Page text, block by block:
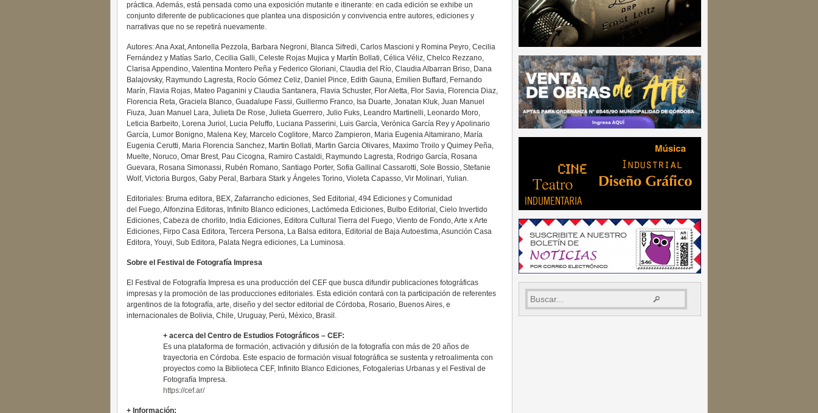
práctica. Además, está pensada como una exposición mutante e itinerante: en cada edición se exhibe un
conjunto diferente de publicaciones que plantea una disposición y convivencia entre autores, ediciones y
narrativas que no se repetirá nuevamente.
Autores: Ana Axat, Antonella Pezzola, Barbara Negroni, Blanca Sifredi, Carlos Mascioni y Romina Peyro, Cecilia
Fernández y Matías Sarlo, Cecilia Galli, Celeste Rojas Mujica y Martín Bollati, Célica Véliz, Chelco Rezzano,
Clarisa Appendino, Valentina Montero Peña y Federico Gloriani, Claudia del Río, Claudia Albarran Briso, Dana
Balajovsky, Raymundo Lagresta, Rocío Gómez Celiz, Daniel Pince, Edith Gauna, Emilien Buffard, Fernando
Marín, Flavia Rojas, Mateo Paganini y Claudia Santanera, Flavia Schuster, Flor Aletta, Flor Savia, Florencia Diaz,
Florencia Reta, Graciela Blanco, Guadalupe Fassi, Guillermo Franco, Isa Duarte, Jonatan Kluk, Juan Manuel
Fiuza, Juan Manuel Lara, Julieta De Rose, Julieta Guerrero, Julio Fuks, Leandro Martinelli, Leonardo Moro,
Leticia Barbeito, Lorena Juriol, Lucia Peluffo, Luciana Passerini, Luis García, Verónica García Rey y Apolinario
García, Lumor Bonigno, Malena Key, Marcelo Coglitore, Marco Zampieron, Maria Eugenia Altamirano, María
Eugenia Cerutti, Maria Florencia Sanchez, Martin Bollati, Martin Garcia Olivares, Maximo Troilo y Quimey Peña,
Muelte, Noruco, Omar Brest, Pau Cicogna, Ramiro Castaldi, Raymundo Lagresta, Rodrigo García, Rosana
Guevara, Rosana Simonassi, Rubén Romano, Santiago Porter, Sofia Gallinal Cassarotti, Sole Bossio, Stefanie
Wolf, Victoria Burgos, Gaby Peral, Barbara Stark y Ángeles Torino, Violeta Capasso, Vir Molinari, Yulian.
Editoriales: Bruma editora, BEX, Zafarrancho ediciones, Sed Editorial, 494 Ediciones y Comunidad
del Fuego, Alfonzina Editoras, Infinito Blanco ediciones, Lactómeda Ediciones, Bulbo Editorial, Cielo Invertido
Ediciones, Cabeza de chorlito, India Ediciones, Editora Cultural Tierra del Fuego, Viento de Fondo, Arte x Arte
Ediciones, Firpo Casa Editora, Tercera Persona, La Balsa editora, Editorial de Baja Autoestima, Asunción Casa
Editora, Youyi, Sub Editora, Palata Negra ediciones, La Luminosa.
Sobre el Festival de Fotografía Impresa
El Festival de Fotografía Impresa es una producción del CEF que busca difundir publicaciones fotográficas
impresas y la promoción de las producciones editoriales. Esta edición contará con la participación de referentes
argentinos de la fotografía, arte, diseño y del sector editorial de Córdoba, Rosario, Buenos Aires, e
internacionales de Bolivia, Chile, Uruguay, Perú, México, Brasil.
+ acerca del Centro de Estudios Fotográficos – CEF:
Es una plataforma de formación, activación y difusión de la fotografía con más de 20 años de
trayectoria en Córdoba. Este espacio de formación visual fotográfica se sustenta y retroalimenta con
proyectos como la Biblioteca CEF, Infinito Blanco Ediciones, Fotogalerias Urbanas y el Festival de
Fotografía Impresa.
https://cef.ar/
+ Información: